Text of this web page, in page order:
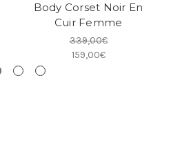
Body Corset Noir En
Cuir Femme
339,00€
159,00€